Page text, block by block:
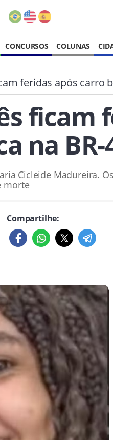
CONCURSOS COLUNAS
feridas após carro
ficam
na BR-
Cicleide Madureira.
morte
Compartilhe: